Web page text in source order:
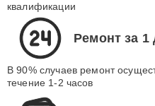
квалификации
Ремонт за 1
В 90% случаев ремонт
течение 1-2 часов